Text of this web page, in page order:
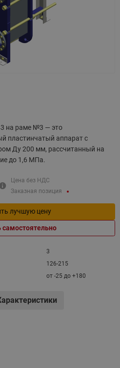
на раме №3 — это
пластинчатый аппарат с
Ду 200 мм, рассчитанный на
до 1,6 МПа.
Цена без НДС
Заказная позиция
лучшую цену
самостоятельно
3
126-215
от -25 до +180